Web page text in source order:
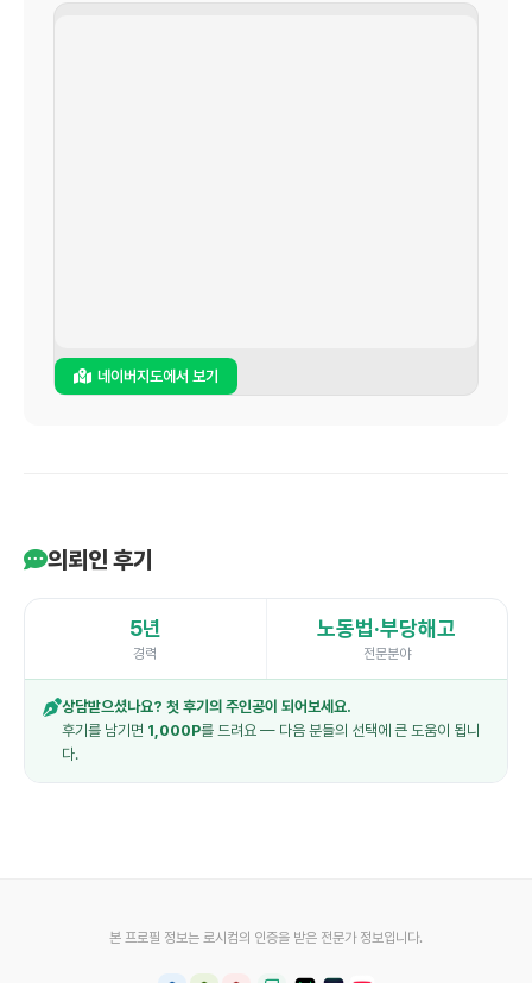
네이버지도에서 보기
의뢰인 후기
5년
경력
노동법·부당해고
전문분야
상담받으셨나요? 첫 후기의 주인공이 되어보세요.
후기를 남기면 1,000P를 드려요 — 다음 분들의 선택에 큰 도움이 됩니
다.
본 프로필 정보는 로시컴의 인증을 받은 전문가 정보입니다.